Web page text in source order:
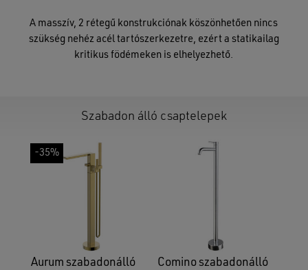
A masszív, 2 rétegű konstrukciónak köszönhetően nincs
szükség nehéz acél tartószerkezetre, ezért a statikailag
kritikus födémeken is elhelyezhető.
Szabadon álló csaptelepek
-35%
Aurum szabadonálló
Comino szabadonálló